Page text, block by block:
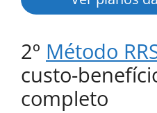
2º Método
custo-
completo